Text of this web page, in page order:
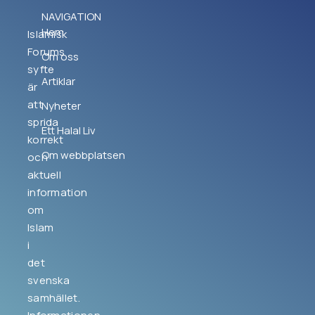
Islamisk
Forums
syfte
är
att
sprida
korrekt
och
aktuell
information
om
Islam
i
det
svenska
samhället.
NAVIGATION
Hem
Om oss
Artiklar
Nyheter
Ett Halal Liv
Om webbplatsen